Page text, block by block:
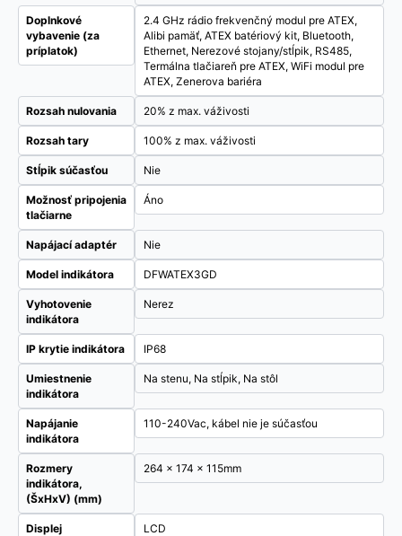
Doplnkové
vybavenie (za
príplatok)
2.4 GHz rádio frekvenčný modul pre ATEX,
Alibi pamäť, ATEX batériový kit, Bluetooth,
Ethernet, Nerezové stojany/stĺpik, RS485,
Termálna tlačiareň pre ATEX, WiFi modul pre
ATEX, Zenerova bariéra
Rozsah nulovania 20% z max. váživosti
Rozsah tary 100% z max. váživosti
Stĺpik súčasťou Nie
Možnosť pripojenia
tlačiarne
Áno
Napájací adaptér Nie
Model indikátora DFWATEX3GD
Vyhotovenie
indikátora
Nerez
IP krytie indikátora IP68
Umiestnenie
indikátora
Na stenu, Na stĺpik, Na stôl
Napájanie
indikátora
110-240Vac, kábel nie je súčasťou
Rozmery
indikátora,
(ŠxHxV) (mm)
264 x 174 x 115mm
Displej LCD